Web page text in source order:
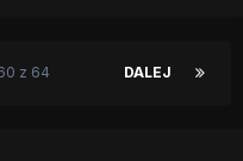
DALEJ
z 64